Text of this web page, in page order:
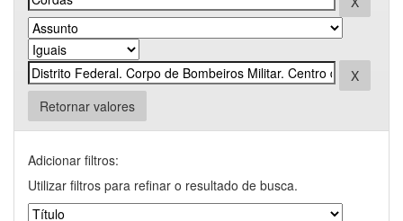
Retornar valores
Adicionar filtros:
Utilizar filtros para refinar o resultado de busca.